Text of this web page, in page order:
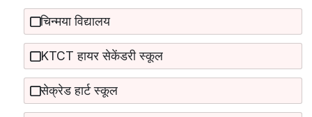
चिन्मया विद्यालय
KTCT हायर सेकेंडरी स्कूल
सेक्रेड हार्ट स्कूल